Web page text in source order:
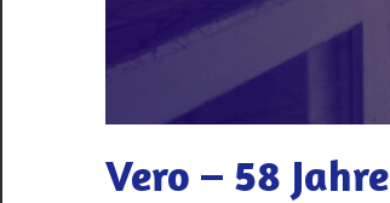
Vero – 58 Jahre